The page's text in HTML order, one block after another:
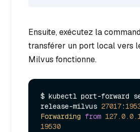
Ensuite, exécutez la
transférer un port local vers
Milvus fonctionne.
$ kubectl port-forward
release-milvus 27017:
Forwarding from 127.0.0
19530